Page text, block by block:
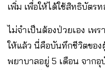
เพิ่ม เพื่อให้ได้ใช้สิทธิบัตรท
ไม่จำเป็นต้องป่วยเอง เพ
ให้แล้ว นี่คือบันทึกชีวิตของ
พยาบาลอยู่ 5 เดือน จาก